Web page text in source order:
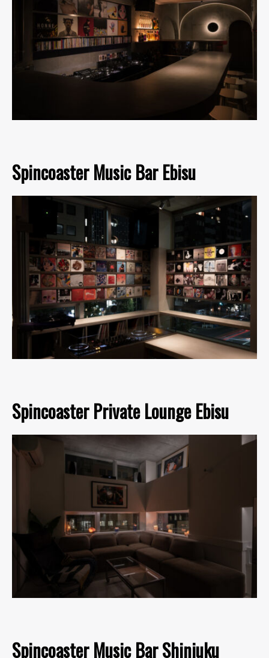
Spincoaster Music Bar Ebisu
Spincoaster Private Lounge Ebisu
Spincoaster Music Bar Shinjuku